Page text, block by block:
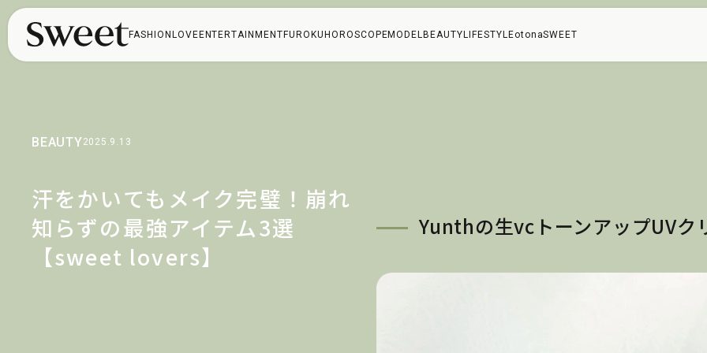
FASHION LOVE ENTERTAINMENT FUROKU HOROSCOPEMODEL BEAUTY LIFESTYLEotonaSWEET
BEAUTY2025.9.13
汗をかいてもメイク完璧！崩れ
知らずの最強アイテム3選
【sweet lovers】
Yunthの生vcトーンアップUVク